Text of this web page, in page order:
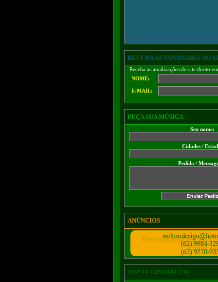
RECEBA AS NOVIDADES NO
Receba as atualizações do site direto
NOME:
E-MAIL:
PEÇA SUA MÚSICA
Seu nome:
Cidades /
Pedido /
ANÚNCIOS
TOP 10 LIBERAL FM